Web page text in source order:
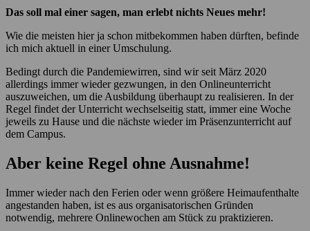
Das soll mal einer sagen, man erlebt nichts Neues mehr!
Wie die meisten hier ja schon mitbekommen haben dürften, befinde
ich mich aktuell in einer Umschulung.
Bedingt durch die Pandemiewirren, sind wir seit März 2020
allerdings immer wieder gezwungen, in den Onlineunterricht
auszuweichen, um die Ausbildung überhaupt zu realisieren. In der
Regel findet der Unterricht wechselseitig statt, immer eine Woche
jeweils zu Hause und die nächste wieder im Präsenzunterricht auf
dem Campus.
Aber keine Regel ohne Ausnahme!
Immer wieder nach den Ferien oder wenn größere Heimaufenthalte
angestanden haben, ist es aus organisatorischen Gründen
notwendig, mehrere Onlinewochen am Stück zu praktizieren.